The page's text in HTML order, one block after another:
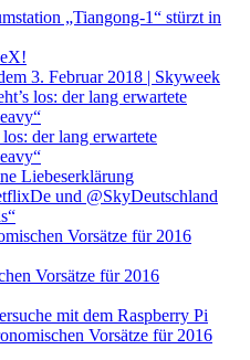
„Tiangong-1“ stürzt in
3. Februar 2018 | Skyweek
los: der lang erwartete
los: der lang erwartete
Liebeserklärung
und @SkyDeutschland
Vorsätze für 2016
Vorsätze für 2016
mit dem Raspberry Pi
Vorsätze für 2016